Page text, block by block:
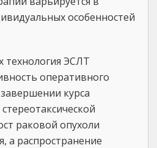
особенностей
технология ЭСЛТ
оперативного
курса
раковой опухоли
а распространение